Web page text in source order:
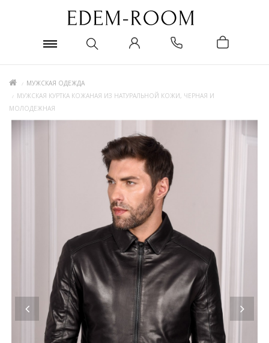
МУЖСКАЯ ОДЕЖДА
МУЖСКАЯ КУРТКА КОЖАНАЯ ИЗ НАТУРАЛЬНОЙ КОЖИ, ЧЕРНАЯ И
МОЛОДЕЖНАЯ